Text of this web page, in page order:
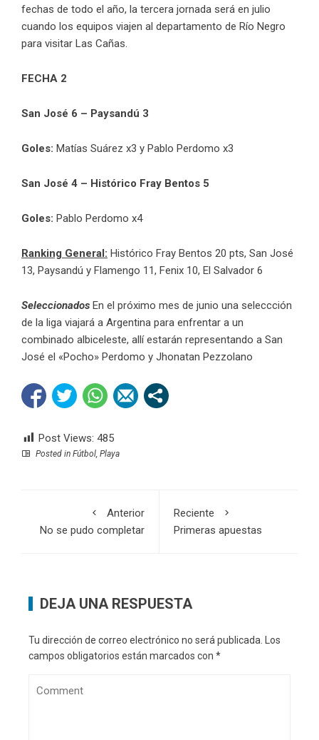
fechas de todo el año, la tercera jornada será en julio
cuando los equipos viajen al departamento de Río Negro
para visitar Las Cañas.
FECHA 2
San José 6 – Paysandú 3
Goles: Matías Suárez x3 y Pablo Perdomo x3
San José 4 – Histórico Fray Bentos 5
Goles: Pablo Perdomo x4
Ranking General: Histórico Fray Bentos 20 pts, San José
13, Paysandú y Flamengo 11, Fenix 10, El Salvador 6
Seleccionados En el próximo mes de junio una seleccción
de la liga viajará a Argentina para enfrentar a un
combinado albiceleste, allí estarán representando a San
José el «Pocho» Perdomo y Jhonatan Pezzolano
Post Views: 485
Posted in Fútbol, Playa
Anterior
No se pudo completar
Reciente
Primeras apuestas
DEJA UNA RESPUESTA
Tu dirección de correo electrónico no será publicada. Los
campos obligatorios están marcados con *